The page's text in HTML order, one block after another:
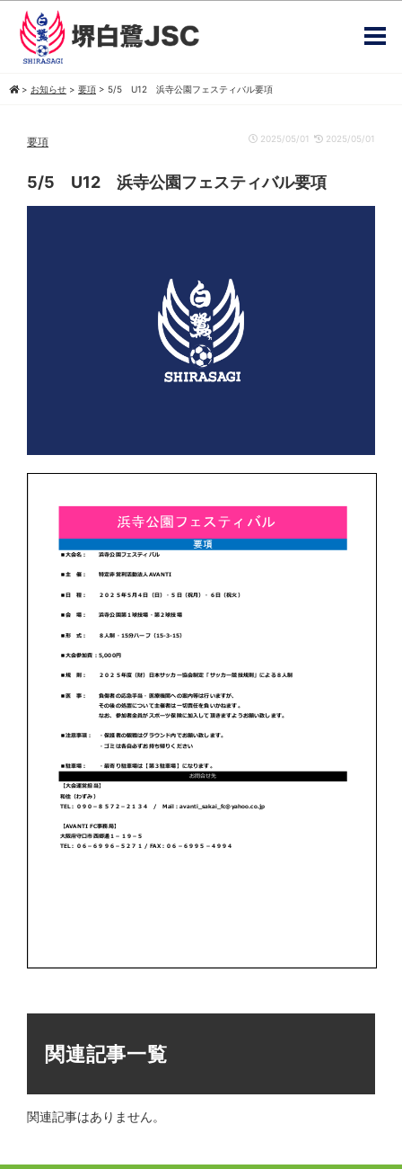
> お知らせ > 要項 > 5/5 U12 浜寺公園フェスティバル要項
要項 2025/05/01 2025/05/01
5/5 U12 浜寺公園フェスティバル要項
関連記事一覧
関連記事はありません。